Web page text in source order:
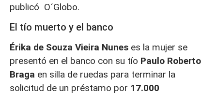
publicó O´Globo.
El tío muerto y el banco
Érika de Souza Vieira Nunes es la mujer se
presentó en el banco con su tío Paulo Roberto
Braga en silla de ruedas para terminar la
solicitud de un préstamo por 17.000